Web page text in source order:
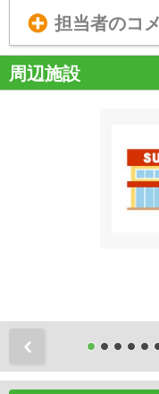
担当者のコ
周辺施設